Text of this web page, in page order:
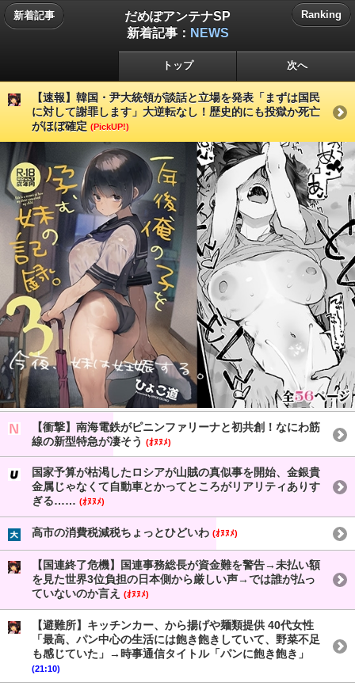
新着記事
だめぽアンテナSP
新着記事： NEWS
Ranking
トップ 次へ
【速報】韓国・尹大統領が談話と立場を発表「まずは国民
に対して謝罪します」大逆転なし！歴史的にも投獄か死亡
がほぼ確定 (PickUP!)
【衝撃】南海電鉄がピニンファリーナと初共創！なにわ筋
線の新型特急が凄そう (ｵﾇﾇﾒ)
国家予算が枯渇したロシアが山賊の真似事を開始、金銀貴
金属じゃなくて自動車とかってところがリアリティありす
ぎる…… (ｵﾇﾇﾒ)
高市の消費税減税ちょっとひどいわ (ｵﾇﾇﾒ)
【国連終了危機】国連事務総長が資金難を警告→未払い額
を見た世界3位負担の日本側から厳しい声→では誰が払っ
ていないのか言え
(ｵﾇﾇﾒ)
【避難所】キッチンカー、から揚げや麺類提供 40代女性
「最高、パン中心の生活には飽き飽きしていて、野菜不足
も感じていた」→時事通信タイトル「パンに飽き飽き」
(21:10)